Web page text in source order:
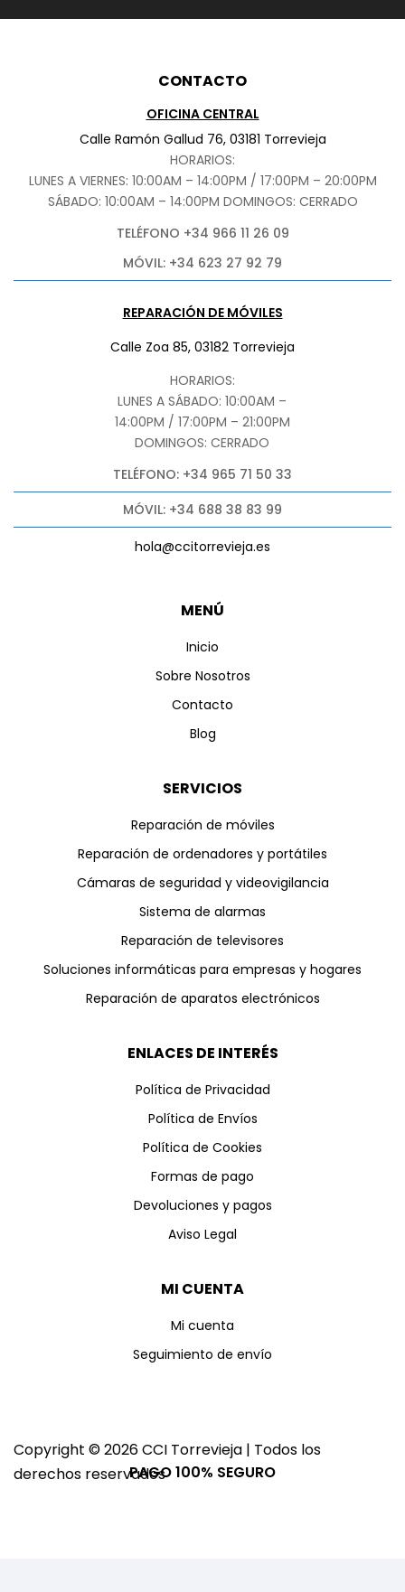
MENÚ
Inicio
Sobre Nosotros
Contacto
Blog
SERVICIOS
Reparación de móviles
Reparación de ordenadores y portátiles
Cámaras de seguridad y videovigilancia
Sistema de alarmas
Reparación de televisores
Soluciones informáticas para empresas y hogares
Reparación de aparatos electrónicos
ENLACES DE INTERÉS
Política de Privacidad
Política de Envíos
Política de Cookies
Formas de pago
Devoluciones y pagos
Aviso Legal
MI CUENTA
Mi cuenta
Seguimiento de envío
CONTACTO
OFICINA CENTRAL
Calle Ramón Gallud 76, 03181 Torrevieja
HORARIOS:
LUNES A VIERNES: 10:00AM – 14:00PM / 17:00PM – 20:00PM
SÁBADO: 10:00AM – 14:00PM DOMINGOS: CERRADO
TELÉFONO +34 966 11 26 09
MÓVIL: +34 623 27 92 79
REPARACIÓN DE MÓVILES
Calle Zoa 85, 03182 Torrevieja
HORARIOS:
LUNES A SÁBADO: 10:00AM –
14:00PM / 17:00PM – 21:00PM
DOMINGOS: CERRADO
TELÉFONO: +34 965 71 50 33
MÓVIL: +34 688 38 83 99
hola@ccitorrevieja.es
Copyright © 2026 CCI Torrevieja | Todos los
derechos reservadosPAGO 100% SEGURO